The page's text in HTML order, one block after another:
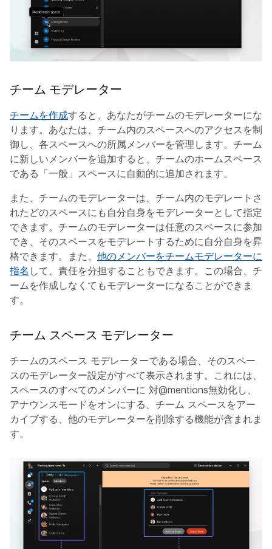
チーム モデレーター
チームを作成すると、あなたがチームのモデレーターにな
ります。あなたは、チーム内のスペースへのアクセスを制
御し、各スペースへの所属メンバーを管理します。チーム
に新しいメンバーを追加すると、チームのホームスペース
である 「一般」 スペースに自動的に追加されます。
また、チームのモデレーターは、チーム内のモデレートさ
れたどのスペースにも自分自身をモデレーターとして指定
できます。チームのモデレーターは任意のスペースに参加
でき、そのスペースをモデレートするために自分自身を昇
格できます。また、 他のメンバーをチームモデレーターに
指名 して、責任を分担することもできます。この場合、チ
ームを作成しなくてもモデレーターになることができま
す。
チーム スペース モデレーター
チームのスペース モデレーターである場合、そのスペー
スのモデレーター設定がすべて表示されます。これには、
スペースのすべてのメンバーに 対@mentions無効化し、
アナウンスモードをオンにする、チーム スペースをアー
カイブする、他のモデレーターを削除する機能が含まれま
す。